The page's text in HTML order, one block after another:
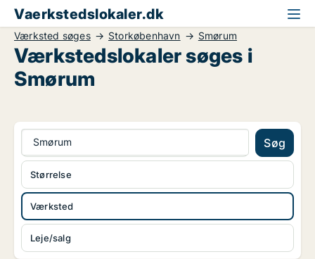
Vaerkstedslokaler.dk
Værksted søges Storkøbenhavn Smørum
Værkstedslokaler søges i
Smørum
Smørum Søg
Værksted
Leje/salg
Størrelse